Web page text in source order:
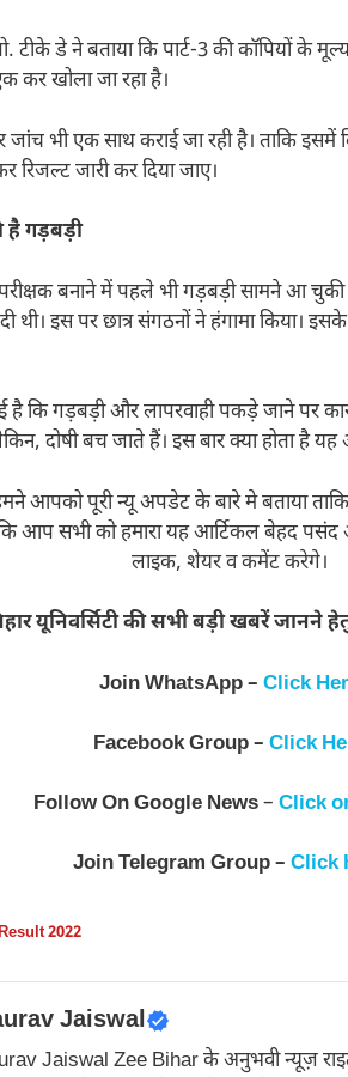
प्रो. टीके डे ने बताया कि पार्ट-3 की कॉपियों
कर खोला जा रहा है।
भी एक साथ कराई जा रही है। ताकि इसमें
जारी कर दिया जाए।
है गड़बड़ी
बनाने में पहले भी गड़बड़ी सामने आ
थी। इस पर छात्र संगठनों ने हंगामा किया।
है कि गड़बड़ी और लापरवाही पकड़े जाने पर
दोषी बच जाते हैं। इस बार क्या होता है यह
आपको पूरी न्यू अपडेट के बारे मे बताया
आप सभी को हमारा यह आर्टिकल बेहद
लाइक, शेयर व कमेंट करेगे।
यूनिवर्सिटी की सभी बड़ी खबरें जानने
Join WhatsApp – Click
Facebook Group – Click
Follow OnGoogle News– Click
JoinTelegram Group – Click
2022
Jaiswal
Jaiswal Zee Bihar के अनुभवी न्यूज़ राइटर